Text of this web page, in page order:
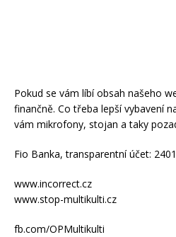
Pokud se vám líbí obsah našeho
finančně. Co třeba lepší vybavení
vám mikrofony, stojan a taky
Fio Banka, transparentní účet:
www.incorrect.cz
www.stop-multikulti.cz
fb.com/OPMultikulti